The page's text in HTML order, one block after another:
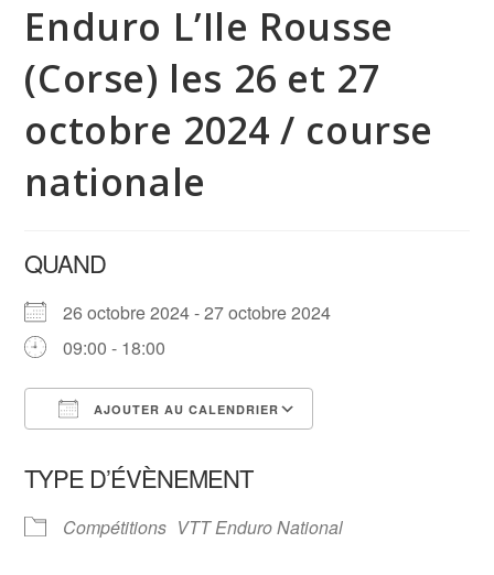
Enduro L’Ile Rousse
(Corse) les 26 et 27
octobre 2024 / course
nationale
QUAND
26 octobre 2024 - 27 octobre 2024
09:00 - 18:00
AJOUTER AU CALENDRIER
TYPE D’ÉVÈNEMENT
Compétitions VTT Enduro National